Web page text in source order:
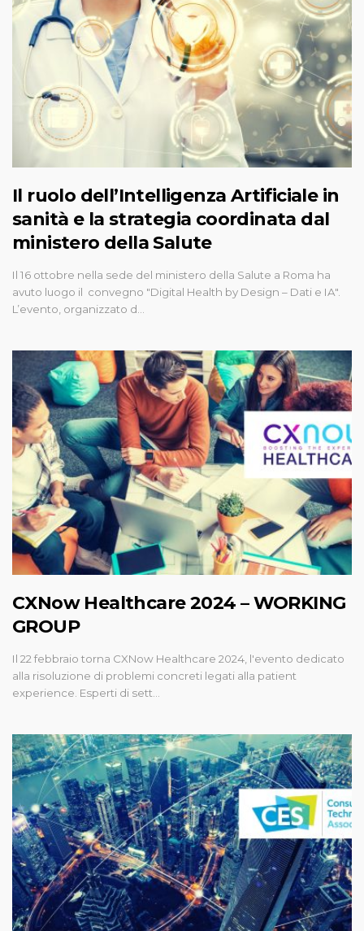
Il ruolo dell’Intelligenza Artificiale in
sanità e la strategia coordinata dal
ministero della Salute
Il 16 ottobre nella sede del ministero della Salute a Roma ha
avuto luogo il convegno "Digital Health by Design – Dati e IA".
L’evento, organizzato d…
CXNow Healthcare 2024 – WORKING
GROUP
Il 22 febbraio torna CXNow Healthcare 2024, l'evento dedicato
alla risoluzione di problemi concreti legati alla patient
experience. Esperti di sett…